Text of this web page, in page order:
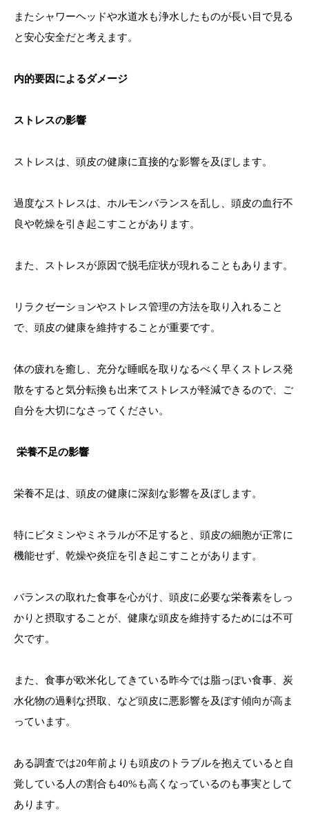
またシャワーヘッドや水道水も浄水したものが長い目で見る
と安心安全だと考えます。
内的要因によるダメージ
ストレスの影響
ストレスは、頭皮の健康に直接的な影響を及ぼします。
過度なストレスは、ホルモンバランスを乱し、頭皮の血行不
良や乾燥を引き起こすことがあります。
また、ストレスが原因で脱毛症状が現れることもあります。
リラクゼーションやストレス管理の方法を取り入れること
で、頭皮の健康を維持することが重要です。
体の疲れを癒し、充分な睡眠を取りなるべく早くストレス発
散をすると気分転換も出来てストレスが軽減できるので、ご
自分を大切になさってください。
栄養不足の影響
栄養不足は、頭皮の健康に深刻な影響を及ぼします。
特にビタミンやミネラルが不足すると、頭皮の細胞が正常に
機能せず、乾燥や炎症を引き起こすことがあります。
バランスの取れた食事を心がけ、頭皮に必要な栄養素をしっ
かりと摂取することが、健康な頭皮を維持するためには不可
欠です。
また、食事が欧米化してきている昨今では脂っぽい食事、炭
水化物の過剰な摂取、など頭皮に悪影響を及ぼす傾向が高ま
っています。
ある調査では20年前よりも頭皮のトラブルを抱えていると自
覚している人の割合も40%も高くなっているのも事実として
あります。